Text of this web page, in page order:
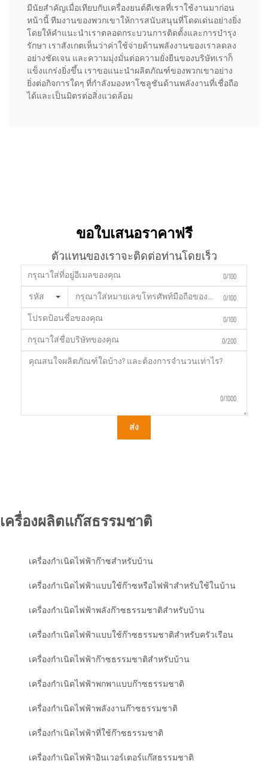
มีนัยสำคัญเมื่อเทียบกับเครื่องยนต์ดีเซลที่เราใช้งานมาก่อน
หน้านี้ ทีมงานของพวกเขาให้การสนับสนุนที่โดดเด่นอย่างยิ่ง
โดยให้คำแนะนำเราตลอดกระบวนการติดตั้งและการบำรุง
รักษา เราสังเกตเห็นว่าค่าใช้จ่ายด้านพลังงานของเราลดลง
อย่างชัดเจน และความมุ่งมั่นต่อความยั่งยืนของบริษัทเราก็
แข็งแกร่งยิ่งขึ้น เราขอแนะนำผลิตภัณฑ์ของพวกเขาอย่าง
ยิ่งต่อกิจการใดๆ ที่กำลังมองหาโซลูชันด้านพลังงานที่เชื่อถือ
ได้และเป็นมิตรต่อสิ่งแวดล้อม
ขอใบเสนอราคาฟรี
ตัวแทนของเราจะติดต่อท่านโดยเร็ว
0/100
รหัส 0/100
0/100
0/200
0/1000
ส่ง
เครื่องผลิตแก๊สธรรมชาติ
เครื่องกำเนิดไฟฟ้าก๊าซสำหรับบ้าน
เครื่องกำเนิดไฟฟ้าแบบใช้ก๊าซหรือไฟฟ้าสำหรับใช้ในบ้าน
เครื่องกำเนิดไฟฟ้าพลังก๊าซธรรมชาติสำหรับบ้าน
เครื่องกำเนิดไฟฟ้าแบบใช้ก๊าซธรรมชาติสำหรับครัวเรือน
เครื่องกำเนิดไฟฟ้าก๊าซธรรมชาติสำหรับบ้าน
เครื่องกำเนิดไฟฟ้าพกพาแบบก๊าซธรรมชาติ
เครื่องกำเนิดไฟฟ้าพลังงานก๊าซธรรมชาติ
เครื่องกำเนิดไฟฟ้าที่ใช้ก๊าซธรรมชาติ
เครื่องกำเนิดไฟฟ้าอินเวอร์เตอร์แก๊สธรรมชาติ